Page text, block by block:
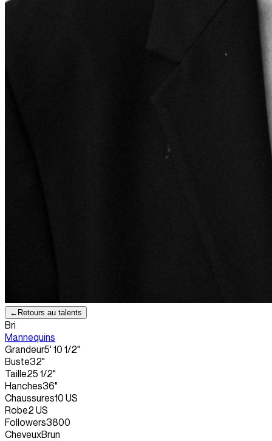
← Retours au talents
Bri
Mannequins
Grandeur5' 10 1/2"
Buste32"
Taille25 1/2"
Hanches36"
Chaussures10 US
Robe2 US
Followers3800
CheveuxBrun